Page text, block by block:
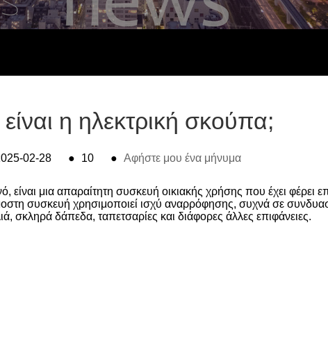
η ηλεκτρική σκούπα;
02-28 ● 10 ● Αφήστε μου ένα μήνυμα
μια απαραίτητη συσκευή οικιακής χρήσης που έχει φέρει
συσκευή χρησιμοποιεί ισχύ αναρρόφησης, συχνά σε
σκληρά δάπεδα, ταπετσαρίες και διάφορες άλλες επιφάνειες.